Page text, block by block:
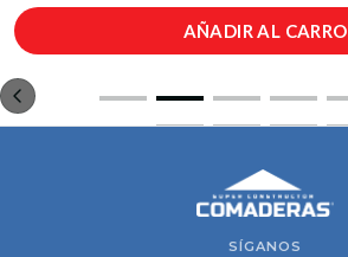
AÑADIR AL CARRO
SÍGANOS